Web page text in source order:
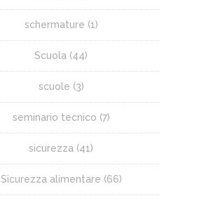
schermature (1)
Scuola (44)
scuole (3)
seminario tecnico (7)
sicurezza (41)
Sicurezza alimentare (66)